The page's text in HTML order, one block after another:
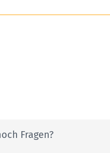
Fragen?